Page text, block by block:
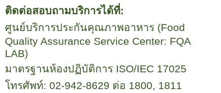
ติดต่อสอบถามบริการได้ที่:
ศูนย์บริการประกันคุณภาพอาหาร (Food
Quality Assurance Service Center: FQA
LAB)
มาตรฐานห้องปฏิบัติการ ISO/IEC 17025
โทรศัพท์: 02-942-8629 ต่อ 1800, 1811